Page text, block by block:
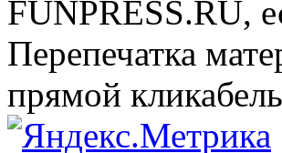
FUNPRESS.RU,
Перепечатка
прямой